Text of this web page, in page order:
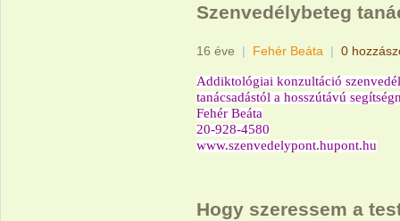
Szenvedélybeteg
16 éve | Fehér Beáta | 0
Addiktológiai konzultáció
tanácsadástól a hosszútávú
Fehér Beáta
20-928-4580
www.szenvedelypont.hupont.hu
Hogy szeressem a